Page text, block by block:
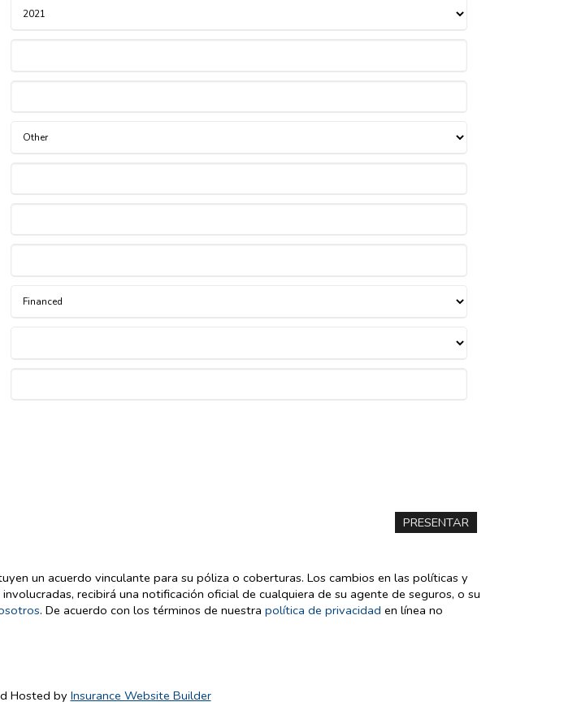
un acuerdo vinculante para su póliza o coberturas. Los cambios en las políticas y
recibirá una notificación oficial de cualquiera de su agente de seguros, o su
. De acuerdo con los términos de nuestra política de privacidad en línea no
Hosted by Insurance Website Builder